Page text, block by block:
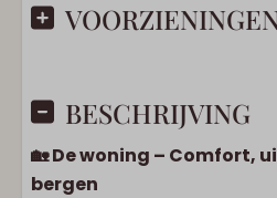
BESCHRIJVING
🏡 De woning – Comfort,
bergen